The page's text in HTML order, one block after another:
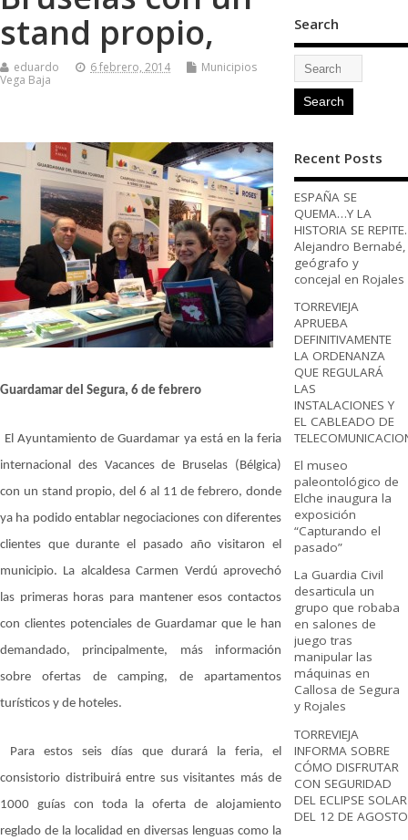
stand propio,
eduardo 6 febrero, 2014
Municipios
Vega Baja
Guardamar del Segura, 6 de febrero
El Ayuntamiento de Guardamar ya está en la feria
internacional des Vacances de Bruselas (Bélgica)
con un stand propio, del 6 al 11 de febrero, donde
ya ha podido entablar negociaciones con diferentes
clientes que durante el pasado año visitaron el
municipio. La alcaldesa Carmen Verdú aprovechó
las primeras horas para mantener esos contactos
con clientes potenciales de Guardamar que le han
demandado, principalmente, más información
sobre ofertas de camping, de apartamentos
turísticos y de hoteles.
Para estos seis días que durará la feria, el
consistorio distribuirá entre sus visitantes más de
1000 guías con toda la oferta de alojamiento
reglado de la localidad en diversas lenguas como la
Search
Recent Posts
ESPAÑA SE
QUEMA…Y LA
HISTORIA SE REPITE.
Alejandro Bernabé,
geógrafo y
concejal en Rojales
TORREVIEJA
APRUEBA
DEFINITIVAMENTE
LA ORDENANZA
QUE REGULARÁ
LAS
INSTALACIONES Y
EL CABLEADO DE
El museo
paleontológico de
Elche inaugura la
exposición
“Capturando el
pasado”
La Guardia Civil
desarticula un
grupo que robaba
en salones de
juego tras
manipular las
máquinas en
Callosa de Segura
y Rojales
TORREVIEJA
INFORMA SOBRE
CÓMO DISFRUTAR
CON SEGURIDAD
DEL ECLIPSE SOLAR
DEL 12 DE AGOSTO